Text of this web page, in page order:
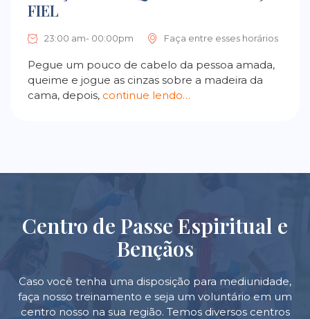
FIEL
23:00 am- 00:00pm Faça entre esses horários
Pegue um pouco de cabelo da pessoa amada,
queime e jogue as cinzas sobre a madeira da
cama, depois, continue lendo…
Centro de Passe Espiritual e
Bençãos
Caso você tenha uma disposição para mediunidade,
faça nosso treinamento e seja um voluntário em um
centro nosso na sua região. Temos diversos centros